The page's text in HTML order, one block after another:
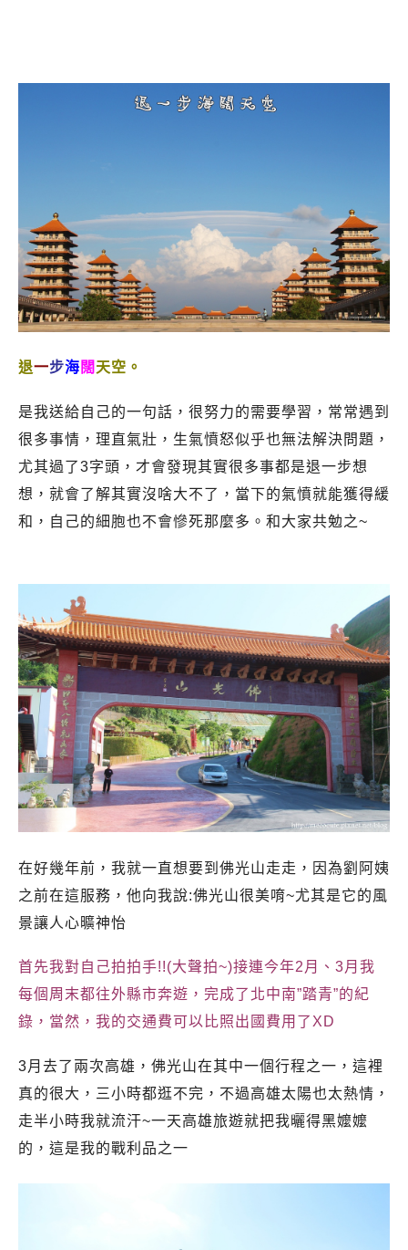
退一步海 闊 天空。
是我送給自己的一句話，很努力的需要學習，常常遇到
很多事情，理直氣壯，生氣憤怒似乎也無法解決問題，
尤其過了3字頭，才會發現其實很多事都是退一步想
想，就會了解其實沒啥大不了，當下的氣憤就能獲得緩
和，自己的細胞也不會慘死那麼多。和大家共勉之~
在好幾年前，我就一直想要到佛光山走走，因為劉阿姨
之前在這服務，他向我說:佛光山很美唷~尤其是它的風
景讓人心曠神怡
首先我對自己拍拍手!!(大聲拍~)接連今年2月、3月我
每個周末都往外縣市奔遊，完成了北中南”踏青”的紀
錄，當然，我的交通費可以比照出國費用了XD
3月去了兩次高雄，佛光山在其中一個行程之一，這裡
真的很大，三小時都逛不完，不過高雄太陽也太熱情，
走半小時我就流汗~一天高雄旅遊就把我曬得黑嬤嬤
的，這是我的戰利品之一